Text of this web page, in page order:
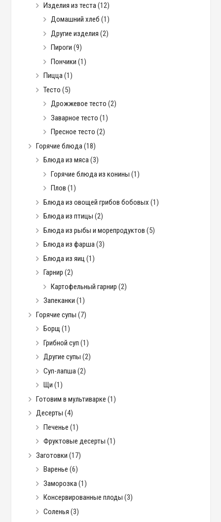
Изделия из теста (12)
Домашний хлеб (1)
Другие изделия (2)
Пироги (9)
Пончики (1)
Пицца(1)
Тесто (5)
Дрожжевое тесто (2)
Заварное тесто (1)
Пресное тесто (2)
Горячие блюда (18)
Блюда из мяса(3)
Горячие блюда из конины (1)
Плов (1)
Блюда из овощей грибов бобовых (1)
Блюда из птицы (2)
Блюда из рыбы и морепродуктов (5)
Блюда из фарша(3)
Блюда из яиц (1)
Гарнир (2)
Картофельный гарнир (2)
Запеканки (1)
Горячие супы (7)
Борщ (1)
Грибной суп (1)
Другие супы (2)
Суп-лапша (2)
Щи (1)
Готовим в мультиварке (1)
Десерты (4)
Печенье (1)
Фруктовые десерты (1)
Заготовки (17)
Варенье (6)
Заморозка (1)
Консервированные плоды (3)
Соленья (3)